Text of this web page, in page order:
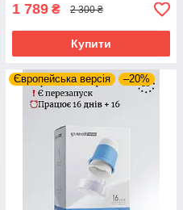
1 789 ₴ 2 300 ₴
Купити
Європейська версія –20%